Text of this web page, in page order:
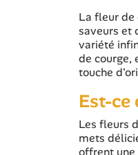
La fleur de
saveurs et
variété
de courge,
touche
Est-ce
Les fleurs
mets
offrent une